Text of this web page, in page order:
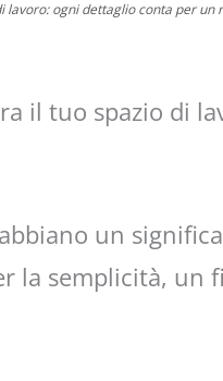
lavoro: ogni dettaglio conta per un
il tuo spazio di
un
la semplicità, un